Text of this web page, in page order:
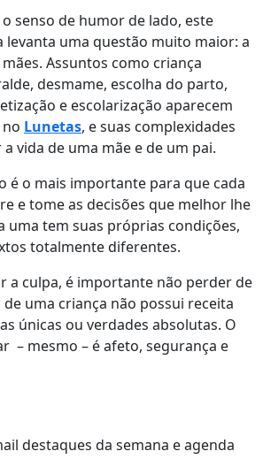
senso de humor de lado, este
levanta uma questão muito maior: a
Assuntos como criança
desmame, escolha do parto,
e escolarização aparecem
Lunetas, e suas complexidades
vida de uma mãe e de um pai.
é o mais importante para que cada
e tome as decisões que melhor lhe
uma tem suas próprias condições,
totalmente diferentes.
a culpa, é importante não perder de
uma criança não possui receita
únicas ou verdades absolutas. O
– mesmo – é afeto, segurança e
destaques da semana e agenda